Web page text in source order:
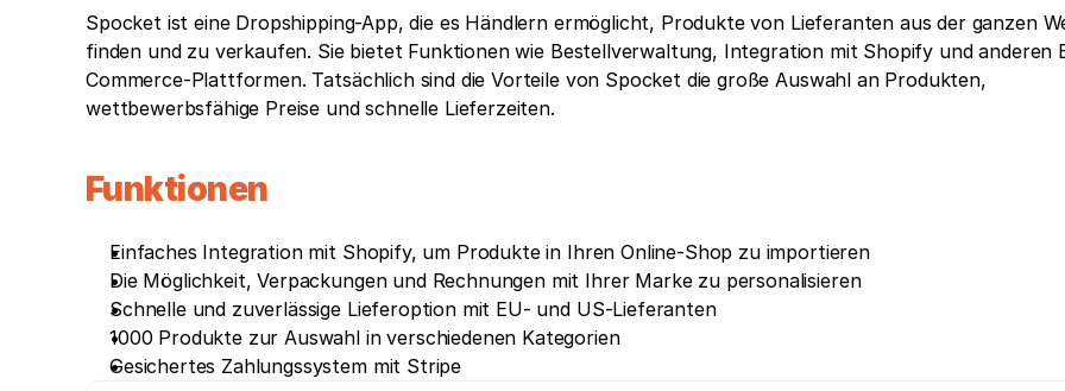
Spocket ist eine Dropshipping-App, die es Händlern ermöglicht, Produkte von Lieferanten aus der ganzen
finden und zu verkaufen. Sie bietet Funktionen wie Bestellverwaltung, Integration mit Shopify und anderen
Commerce-Plattformen. Tatsächlich sind die Vorteile von Spocket die große Auswahl an Produkten,
wettbewerbsfähige Preise und schnelle Lieferzeiten.
Funktionen
Einfaches Integration mit Shopify, um Produkte in Ihren Online-Shop zu importieren
Die Möglichkeit, Verpackungen und Rechnungen mit Ihrer Marke zu personalisieren
Schnelle und zuverlässige Lieferoption mit EU- und US-Lieferanten
1000 Produkte zur Auswahl in verschiedenen Kategorien
Gesichertes Zahlungssystem mit Stripe